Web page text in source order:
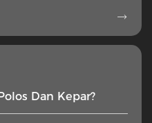

Dan Kepar?